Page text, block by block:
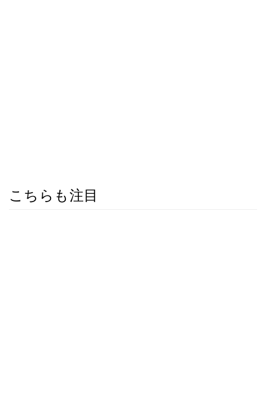
こちらも注目